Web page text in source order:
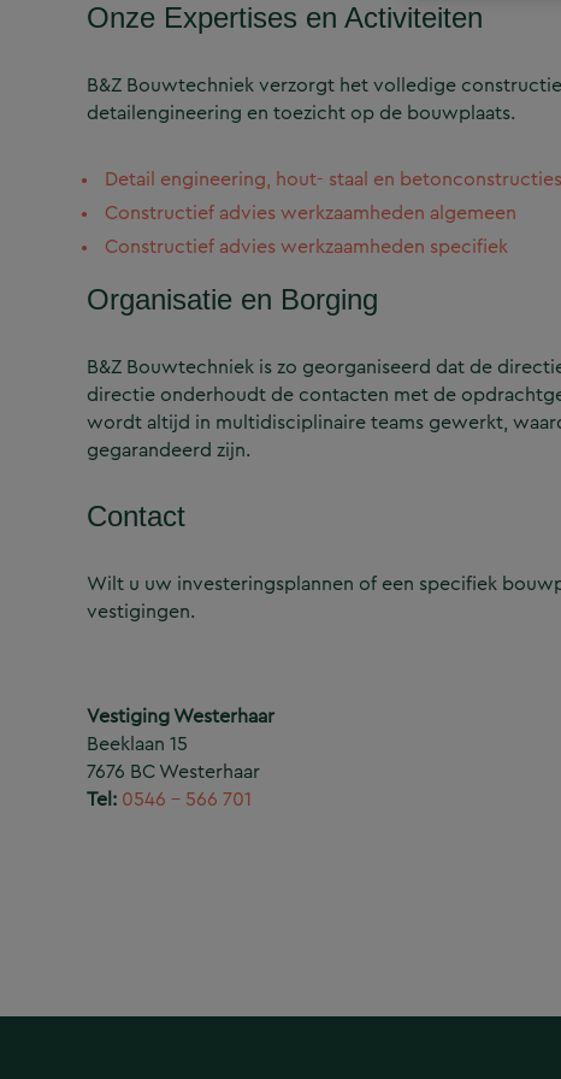
Onze Expertises en Activiteiten
B&Z Bouwtechniek verzorgt het volledige
detailengineering en toezicht op de bouwplaats.
Detail engineering, hout- staal en betonconstructies
Constructief advies werkzaamheden algemeen
Constructief advies werkzaamheden specifiek
Organisatie en Borging
B&Z Bouwtechniek is zo georganiseerd dat de
directie onderhoudt de contacten met de
wordt altijd in multidisciplinaire teams gewerkt,
gegarandeerd zijn.
Contact
Wilt u uw investeringsplannen of een specifiek
vestigingen.
Vestiging Westerhaar
Beeklaan 15
7676 BC Westerhaar
Tel: 0546 – 566 701